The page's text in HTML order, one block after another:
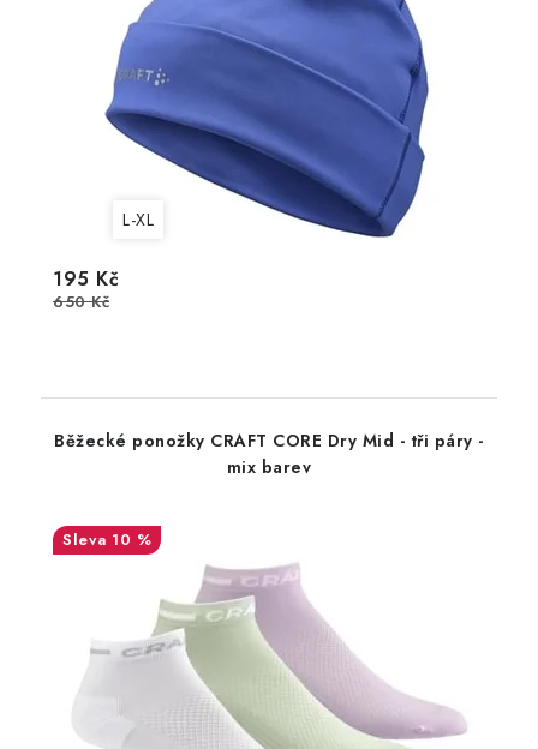
L-XL
195 Kč
650 Kč
Běžecké ponožky CRAFT CORE Dry Mid - tři páry -
mix barev
10 %